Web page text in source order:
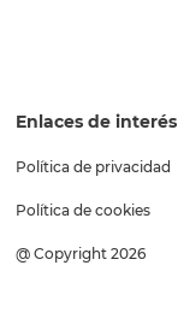
Enlaces de interés
Política de privacidad
Política de cookies
@ Copyright 2026